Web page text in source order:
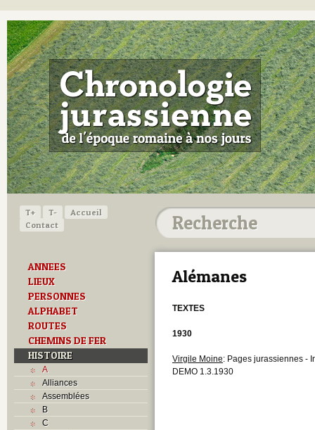
T+ T-
Accueil
Contact
ANNEES
LIEUX
PERSONNES
ALPHABET
ROUTES
CHEMINS DE FER
HISTOIRE
A
Alliances
Assemblées
B
C
Alémanes
TEXTES
1930
Virgile Moine: Pages jurassiennes -
DEMO 1.3.1930